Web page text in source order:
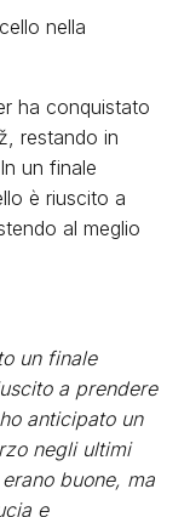
nella
ha conquistato
restando in
un finale
è riuscito a
al meglio
un finale
a prendere
anticipato un
negli ultimi
buone, ma
e